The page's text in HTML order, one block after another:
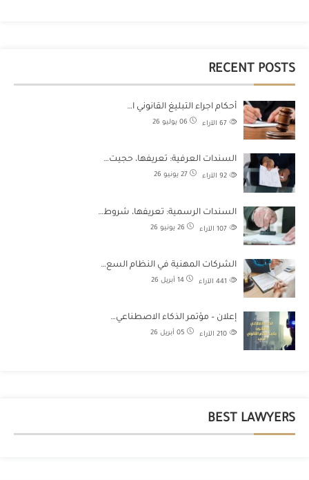
RECENT POSTS
أحكام اجراء التبليغ القانوني ا…
06 يوليو 26 الآراء
السندات العرفية: تعريفها، حجيت…
27 يونيو 26 الآراء
السندات الرسمية: تعريفها، شروط…
26 يونيو 26 الآراء
الشركات المهنية في النظام السع…
14 أبريل 26 الآراء
إعلان – مؤتمر الذكاء الاصطناعي…
05 أبريل 26 الآراء
BEST LAWYERS